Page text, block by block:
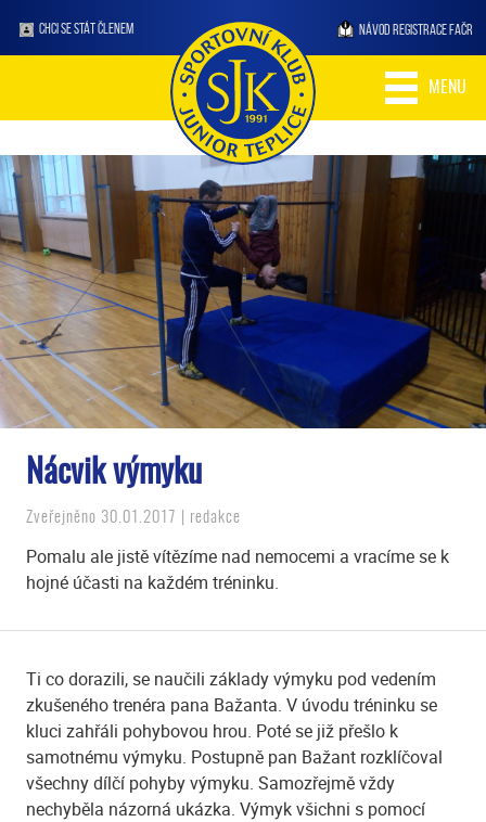
CHCI SE STÁT ČLENEM NÁVOD REGISTRACE FAČR
MENU
Nácvik výmyku
Zveřejněno 30.01.2017 | redakce
Pomalu ale jistě vítězíme nad nemocemi a vracíme se k
hojné účasti na každém tréninku.
Ti co dorazili, se naučili základy výmyku pod vedením
zkušeného trenéra pana Bažanta. V úvodu tréninku se
kluci zahřáli pohybovou hrou. Poté se již přešlo k
samotnému výmyku. Postupně pan Bažant rozklíčoval
všechny dílčí pohyby výmyku. Samozřejmě vždy
nechyběla názorná ukázka. Výmyk všichni s pomocí